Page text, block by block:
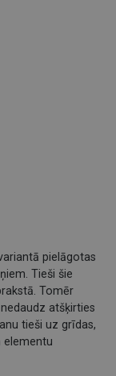
pielāgotas
Tieši šie
Tomēr
atšķirties
tieši uz grīdas,
elementu